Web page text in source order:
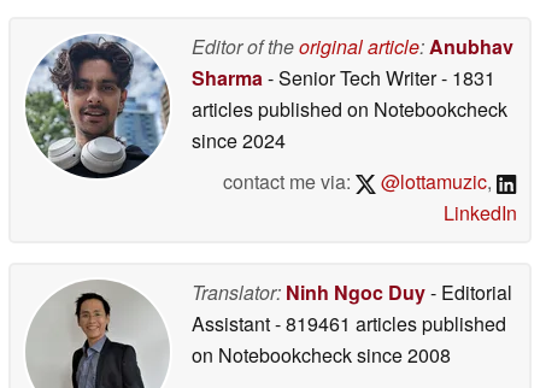
Editor of theoriginal article:Anubhav
Sharma- Senior Tech Writer- 1831
articles published on Notebookcheck
since 2024
contact me via:
@lottamuzic,
LinkedIn
Translator: Ninh Ngoc Duy- Editorial
Assistant- 819461 articles published
on Notebookchecksince 2008